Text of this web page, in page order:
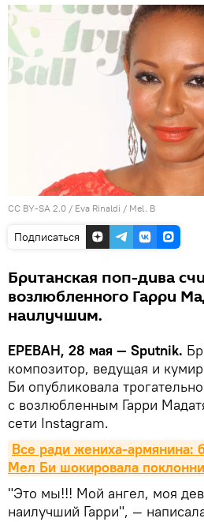
CC BY-SA 2.0 / Eva Rinaldi / Mel. B
Подписаться
Британская поп-дива
возлюбленного Гарри
наилучшим.
ЕРЕВАН, 28 мая — Sputnik.
композитор, ведущая и
Би опубликовала
с возлюбленным Гарри
сети Instagram.
Все ради жениха-армянина:
Мел Би шокировала
"Это мы!!! Мой ангел, моя
наилучший Гарри", —